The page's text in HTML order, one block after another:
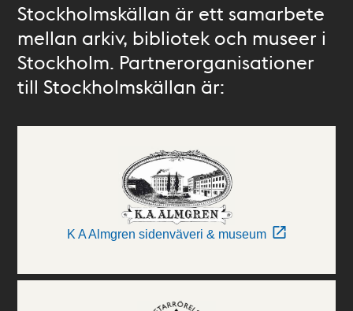
Stockholmskällan är ett samarbete
mellan arkiv, bibliotek och museer i
Stockholm. Partnerorganisationer
till Stockholmskällan är:
K A Almgren sidenväveri & museum